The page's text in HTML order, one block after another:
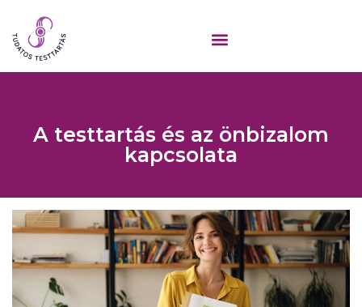
A testtartás és az önbizalom
kapcsolata